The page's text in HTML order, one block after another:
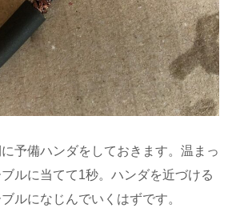
予備ハンダをしておきます。温まっ
ルに当てて1秒。ハンダを近づける
ルになじんでいくはずです。